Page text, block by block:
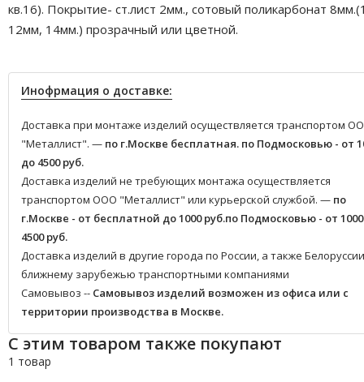
кв.16). Покрытие- ст.лист 2мм., сотовый поликарбонат
12мм, 14мм.) прозрачный или цветной.
Инофрмация о доставке:
Доставка при монтаже изделий осуществляется транспортом
"Металлист". — по г.Москве бесплатная. по Подмосковью - от
до 4500 руб.
Доставка изделий не требующих монтажа осуществляется
транспортом ООО "Металлист" или курьерской службой. — по
г.Москве - от бесплатной до 1000 руб.по Подмосковью - от
4500 руб.
Доставка изделий в другие города по России, а также
ближнему зарубежью транспортными компаниями
Самовывоз -- Самовывоз изделий возможен из офиса или с
территории производства в Москве.
С этим товаром также покупают
1 товар